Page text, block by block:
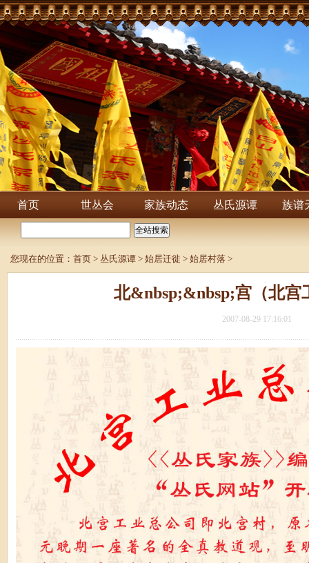
首页 世丛会 家族动态 丛氏源谭 族谱
您现在的位置： 首页 > 丛氏源谭 > 始居迁徙 > 始居村落 >
北&nbsp;&nbsp;宫（北宫
2007-08-29 17:16:01